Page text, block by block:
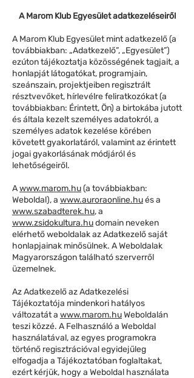
A Marom Klub Egyesület adatkezeléseiről
A Marom Klub Egyesület mint adatkezelő (a
továbbiakban: „Adatkezelő”, „Egyesület”)
ezúton tájékoztatja közösségének tagjait, a
honlapját látogatókat, programjain,
szeánszain, projektjeiben regisztrált
résztvevőket, hírlevélre feliratkozókat (a
továbbiakban: Érintett, Ön) a birtokába jutott
és általa kezelt személyes adatokról, a
személyes adatok kezelése körében
követett gyakorlatáról, valamint az érintett
jogai gyakorlásának módjáról és
lehetőségeiről.
Awww.marom.hu(a továbbiakban:
Weboldal), a www.auroraonline.hués a
www.szabadterek.hu, a
www.zsidokultura.hudomain neveken
elérhető weboldalak az Adatkezelő saját
honlapjainak minősülnek. A Weboldalak
Magyarországon található szerverről
üzemelnek.
Az Adatkezelő az Adatkezelési
Tájékoztatója mindenkori hatályos
változatát a www.marom.huWeboldalán
teszi közzé. A Felhasználó a Weboldal
használatával, az egyes programokra
történő regisztrációval egyidejűleg
elfogadja a Tájékoztatóban foglaltakat,
ezért kérjük, hogy a Weboldal használata